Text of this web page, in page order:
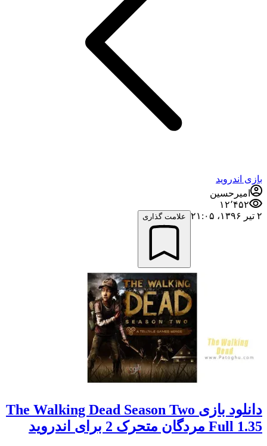
بازی اندروید
امیرحسین
۱۲٬۴۵۲
۲ تیر ۱۳۹۶،‏ ۲۱:۰۵
علامت گذاری
دانلود بازی The Walking Dead Season Two
Full 1.35 مردگان متحرک 2 برای اندروید